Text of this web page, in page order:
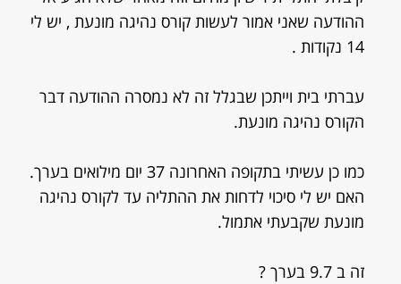
ההודעה שאני אמור לעשות קורס נהיגה מונעת , יש לי
14 נקודות .
עברתי בית וייתכן שבגלל זה לא נמסרה ההודעה דבר
הקורס נהיגה מונעת.
כמו כן עשיתי בתקופה האחרונה 37 יום מילואים בערך.
האם יש לי סיכוי לדחות את ההתליה עד לקורס נהיגה
מונעת שקבעתי אתמול.
זה ב 9.7 בערך ?